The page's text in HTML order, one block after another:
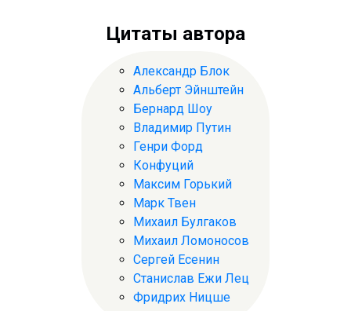
Цитаты автора
Александр Блок
Альберт Эйнштейн
Бернард Шоу
Владимир Путин
Генри Форд
Конфуций
Максим Горький
Марк Твен
Михаил Булгаков
Михаил Ломоносов
Сергей Есенин
Станислав Ежи Лец
Фридрих Ницше